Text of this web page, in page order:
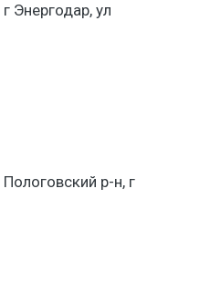
Энергодар, ул
р-н, г